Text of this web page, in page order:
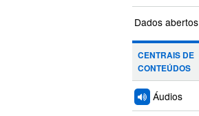
Dados abertos
CENTRAIS DE
CONTEÚDOS
Áudios